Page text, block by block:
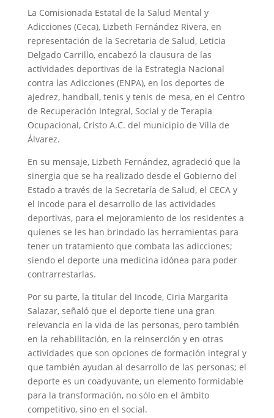
La Comisionada Estatal de la Salud Mental y
Adicciones (Ceca), Lizbeth Fernández Rivera, en
representación de la Secretaria de Salud, Leticia
Delgado Carrillo, encabezó la clausura de las
actividades deportivas de la Estrategia Nacional
contra las Adicciones (ENPA), en los deportes de
ajedrez, handball, tenis y tenis de mesa, en el Centro
de Recuperación Integral, Social y de Terapia
Ocupacional, Cristo A.C. del municipio de Villa de
Álvarez.
En su mensaje, Lizbeth Fernández, agradeció que la
sinergia que se ha realizado desde el Gobierno del
Estado a través de la Secretaría de Salud, el CECA y
el Incode para el desarrollo de las actividades
deportivas, para el mejoramiento de los residentes a
quienes se les han brindado las herramientas para
tener un tratamiento que combata las adicciones;
siendo el deporte una medicina idónea para poder
contrarrestarlas.
Por su parte, la titular del Incode, Ciria Margarita
Salazar, señaló que el deporte tiene una gran
relevancia en la vida de las personas, pero también
en la rehabilitación, en la reinserción y en otras
actividades que son opciones de formación integral y
que también ayudan al desarrollo de las personas; el
deporte es un coadyuvante, un elemento formidable
para la transformación, no sólo en el ámbito
competitivo, sino en el social.